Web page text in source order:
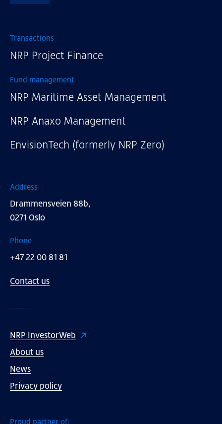
Transactions
NRP Project Finance
Fund management
NRP Maritime Asset Management
NRP Anaxo Management
EnvisionTech (formerly NRP Zero)
Address
Drammensveien 88b,
0271 Oslo
Phone
+47 22 00 81 81
Contact us
NRP InvestorWeb
About us
News
Privacy policy
Proud partner of: